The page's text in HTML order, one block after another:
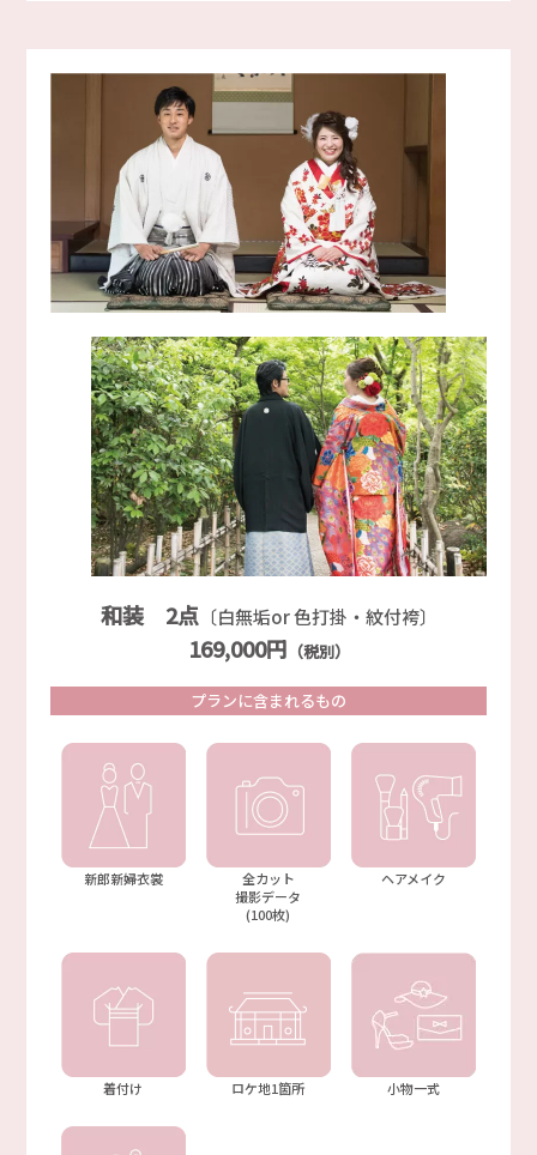
和装 2点 〔白無垢or 色打掛・紋付袴〕
169,000円 （税別）
プランに含まれるもの
新郎新婦衣裳
全カット
撮影データ
(100枚)
ヘアメイク
着付け ロケ地1箇所 小物一式